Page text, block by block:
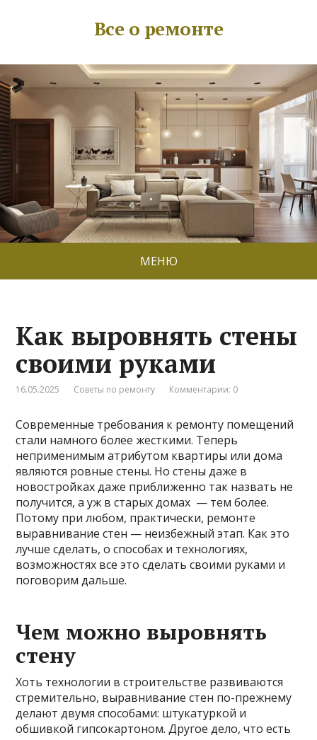
Все о ремонте
МЕНЮ
Как выровнять стены
своими руками
16.05.2025 Советы по ремонту Комментарии: 0
Современные требования к ремонту помещений
стали намного более жесткими. Теперь
неприменимым атрибутом квартиры или дома
являются ровные стены. Но стены даже в
новостройках даже приближенно так назвать не
получится, а уж в старых домах — тем более.
Потому при любом, практически, ремонте
выравнивание стен — неизбежный этап. Как это
лучше сделать, о способах и технологиях,
возможностях все это сделать своими руками и
поговорим дальше.
Чем можно выровнять
стену
Хоть технологии в строительстве развиваются
стремительно, выравнивание стен по-прежнему
делают двумя способами: штукатуркой и
обшивкой гипсокартоном. Другое дело, что есть